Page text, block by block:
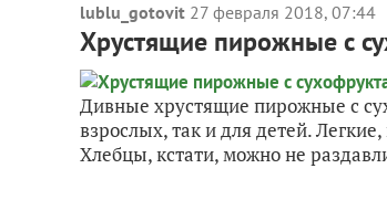
lublu_gotovit 27 февраля 2018, 07:44
Хрустящие пирожные с
Дивные хрустящие пирожные с
взрослых, так и для детей.
Хлебцы, кстати, можно не